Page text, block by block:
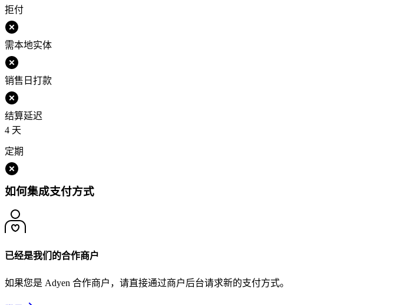
拒付
需本地实体
销售日打款
结算延迟
4 天
定期
如何集成支付方式
已经是我们的合作商户
如果您是 Adyen 合作商户，请直接通过商户后台请求新的支付方式。